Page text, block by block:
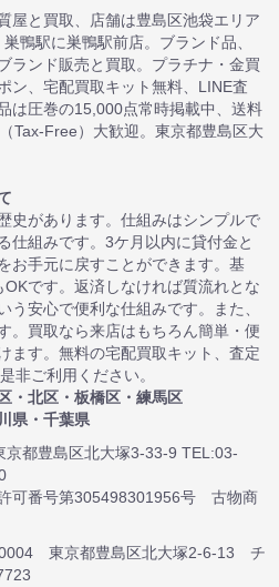
屋と買取、店舗は豊島区池袋エリア
鴨駅に巣鴨駅前店。ブランド品、
ランド販売と買取。プラチナ・金買
ン、宅配買取キット無料、LINE査
は圧巻の15,000点常時掲載中、送料
Tax-Free）大歓迎。東京都豊島区大
史があります。仕組みはシンプルで
仕組みです。3ケ月以内に貸付金と
お手元に戻すことができます。基
です。返済しなければ質流れとな
う安心で便利な仕組みです。また、
。買取なら来店はもちろん簡単・便
ます。無料の宅配買取キット、査定
非ご利用ください。
・北区・板橋区・練馬区
県・千葉県
都豊島区北大塚3-33-9 TEL:03-
可番号第305498301956号 古物商
東京都豊島区北大塚2-6-13 チ